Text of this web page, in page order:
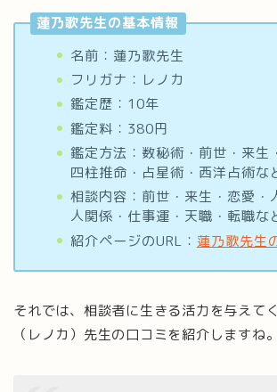
蓮乃歌先生の基本情報
名前：蓮乃歌先生
フリガナ：レノカ
鑑定歴：10年
鑑定料：380円
鑑定方法：数秘術・前世・来生
四柱推命・占星術・西洋占術な
相談内容：前世・来生・恋愛・
人関係・仕事運・天職・転職な
紹介ページのURL： 蓮乃歌先生
それでは、相談者に生きる活力を与えて
（レノカ）先生の口コミを紹介しますね。